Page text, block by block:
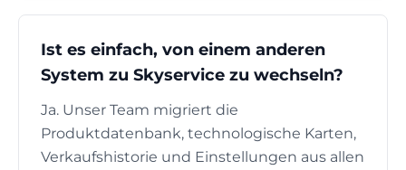
Ist es einfach, von einem anderen
System zu Skyservice zu wechseln?
Ja. Unser Team migriert die
Produktdatenbank, technologische Karten,
Verkaufshistorie und Einstellungen aus allen